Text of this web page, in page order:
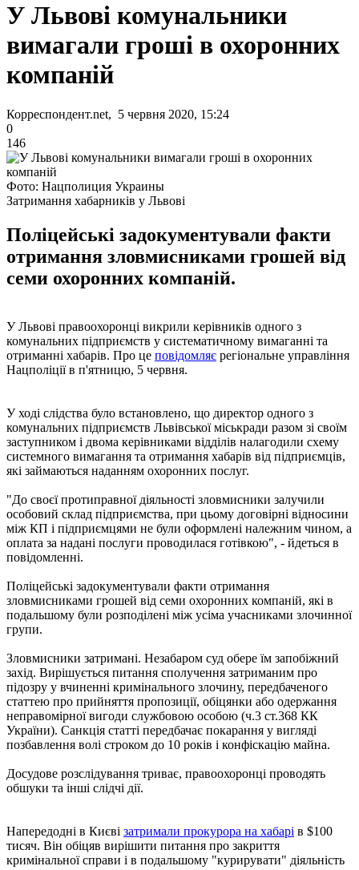
У Львові комунальники
вимагали гроші в охоронних
компаній
Корреспондент.net, 5 червня 2020, 15:24
0
146
Фото: Нацполиция Украины
Затримання хабарників у Львові
Поліцейські задокументували факти
отримання зловмисниками грошей від
семи охоронних компаній.
У Львові правоохоронці викрили керівників одного з
комунальних підприємств у систематичному вимаганні та
отриманні хабарів. Про це повідомляє регіональне управління
Нацполіції в п'ятницю, 5 червня.
У ході слідства було встановлено, що директор одного з
комунальних підприємств Львівської міськради разом зі своїм
заступником і двома керівниками відділів налагодили схему
системного вимагання та отримання хабарів від підприємців,
які займаються наданням охоронних послуг.
"До своєї протиправної діяльності зловмисники залучили
особовий склад підприємства, при цьому договірні відносини
між КП і підприємцями не були оформлені належним чином, а
оплата за надані послуги проводилася готівкою", - йдеться в
повідомленні.
Поліцейські задокументували факти отримання
зловмисниками грошей від семи охоронних компаній, які в
подальшому були розподілені між усіма учасниками злочинної
групи.
Зловмисники затримані. Незабаром суд обере їм запобіжний
захід. Вирішується питання сполучення затриманим про
підозру у вчиненні кримінального злочину, передбаченого
статтею про прийняття пропозиції, обіцянки або одержання
неправомірної вигоди службовою особою (ч.3 ст.368 КК
України). Санкція статті передбачає покарання у вигляді
позбавлення волі строком до 10 років і конфіскацію майна.
Досудове розслідування триває, правоохоронці проводять
обшуки та інші слідчі дії.
Напередодні в Києві затримали прокурора на хабарі в $100
тисяч. Він обіцяв вирішити питання про закриття
кримінальної справи і в подальшому "курирувати" діяльність